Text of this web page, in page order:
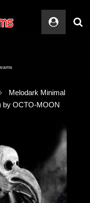
Melodark Minimal
by OCTO-MOON